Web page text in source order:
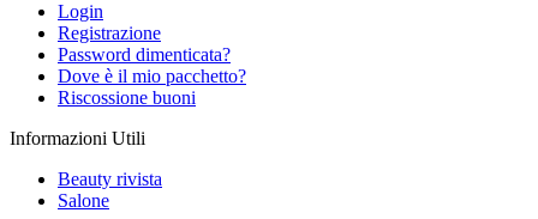
Login
Registrazione
Password dimenticata?
Dove è il mio pacchetto?
Riscossione buoni
Informazioni Utili
Beauty rivista
Salone